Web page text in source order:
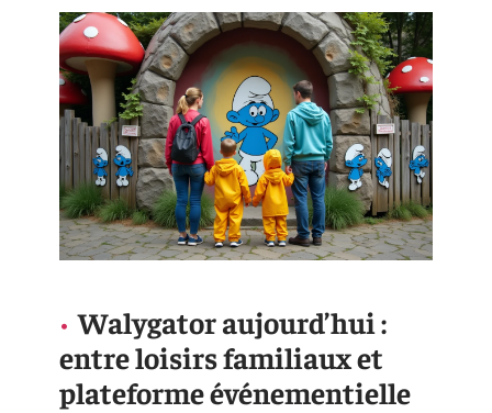
Walygator aujourd’hui :
entre loisirs familiaux et
plateforme événementielle